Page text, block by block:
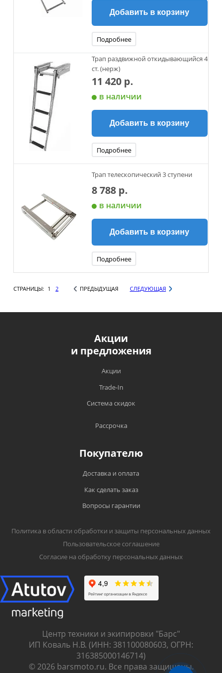
Добавить в корзину
Подробнее
Трап раздвижной откидывающийся 4
ст. (нерж)
11 420 р.
в наличии
Добавить в корзину
Подробнее
Трап телескопический 3 ступени
8 788 р.
в наличии
Добавить в корзину
Подробнее
СТРАНИЦЫ: 1 2 ПРЕДЫДУЩАЯ СЛЕДУЮЩАЯ
Акции
и предложения
Акции
Trade-In
Система скидок
Рассрочка
Покупателю
Доставка и оплата
Как сделать заказ
Вопросы гарантии
Политика в области обработки и защиты персональных данных
Пользовательское соглашение
Согласие на обработку персональных данных
Центр техники и экипировки "Барс"
ИП Коваль Н.В. (ИНН: 381100080603, ОГРН:
316385000146714)
© 2026 barsmoto.ru. Все права защищены.